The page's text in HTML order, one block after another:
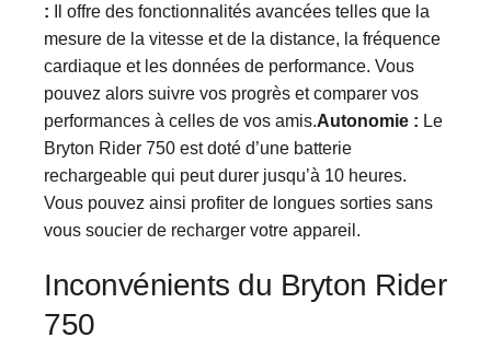
: Il offre des fonctionnalités avancées telles que la
mesure de la vitesse et de la distance, la fréquence
cardiaque et les données de performance. Vous
pouvez alors suivre vos progrès et comparer vos
performances à celles de vos amis.Autonomie : Le
Bryton Rider 750 est doté d’une batterie
rechargeable qui peut durer jusqu’à 10 heures.
Vous pouvez ainsi profiter de longues sorties sans
vous soucier de recharger votre appareil.
Inconvénients du Bryton Rider
750